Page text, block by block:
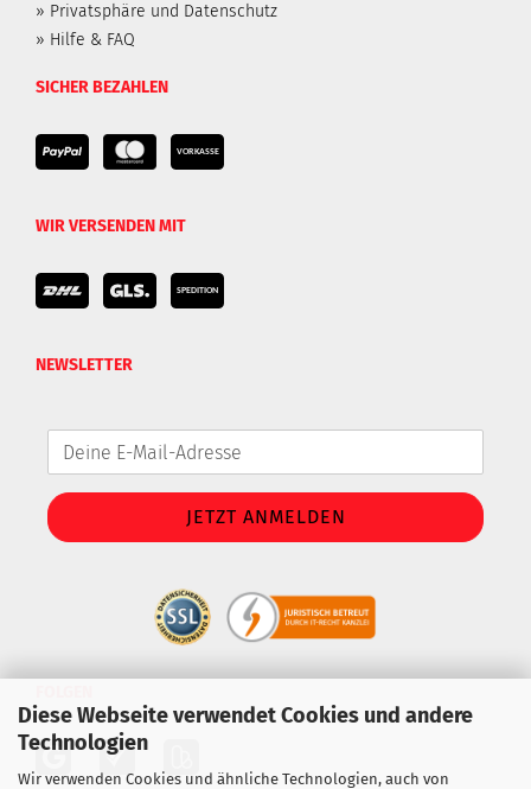
Diese Webseite verwendet Cookies und andere
Technologien
Wir verwenden Cookies und ähnliche Technologien, auch von
» Privatsphäre und Datenschutz
» Hilfe & FAQ
SICHER BEZAHLEN
WIR VERSENDEN MIT
NEWSLETTER